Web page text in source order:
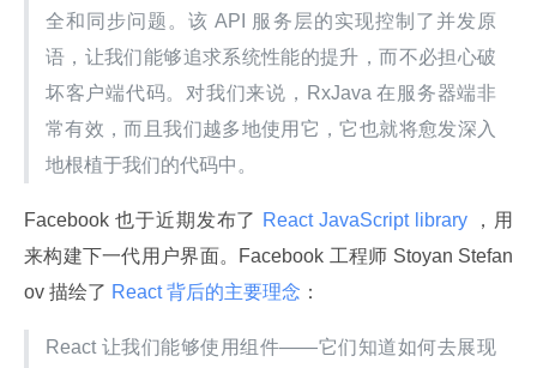
全和同步问题。该 API 服务层的实现控制了并发原
语，让我们能够追求系统性能的提升，而不必担心破
坏客户端代码。对我们来说，RxJava 在服务器端非
常有效，而且我们越多地使用它，它也就将愈发深入
地根植于我们的代码中。
Facebook 也于近期发布了 React JavaScript library
，用
来构建下一代用户界面。Facebook 工程师 Stoyan Stefan
ov 描绘了 React 背后的主要理念 ：
React 让我们能够使用组件——它们知道如何去展现